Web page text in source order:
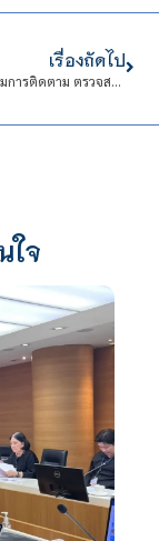
เรื่องถัดไป
ประชุมคณะกรรมการติดตาม ตรวจสอบ และประเมินผลการปฏิบัติงานของสถาบันเทคโนโลยีจิตรลดา ครั้งที่ 2/2568
ใจ